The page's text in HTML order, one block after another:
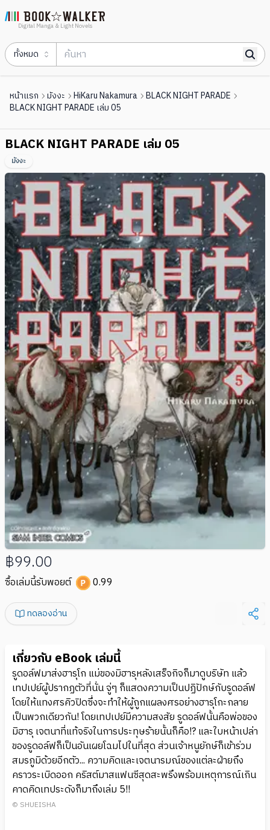
Digital Manga & Light Novels
ทั้งหมด
หน้าแรก มังงะ HiKaru Nakamura
BLACK NIGHT PARADE
BLACK NIGHT PARADE เล่ม 05
BLACK NIGHT PARADE เล่ม 05
มังงะ
฿99.00
ซื้อเล่มนี้รับพอยต์ 0.99
ทดลองอ่าน
เกี่ยวกับ eBook เล่มนี้
รูดอล์ฟมาส่งฮารุโก แม่ของมิฮารุหลังเสร็จกิจก็มาดูบริษัท แล้ว
เทปเปย์ผู้ปรากฏตัวที่นั่น จู่ๆ ก็แสดงความเป็นปฏิปักษ์กับรูดอล์ฟ
โดยให้แทงศรคิวปิดซึ่งจะทำให้ผู้ถูกแผลงศรอย่างฮารุโกะกลาย
เป็นพวกเดียวกัน! โดยเทปเปย์มีความสงสัย รูดอล์ฟนั้นคือพ่อของ
มิฮารุ เจตนาที่แท้จริงในการประทุษร้ายนั้นก็คือ!? และใบหน้าเปล่า
ของรูดอล์ฟก็เป็นอันเผยโฉมไปในที่สุด ส่วนเจ้าหนูยักษ์ก็เข้าร่วม
สมรภูมิด้วยอีกตัว... ความคิดและเจตนารมณ์ของแต่ละฝ่ายถึง
คราวระเบิดออก คริสต์มาสแฟนซีสุดสะพรึงพร้อมเหตุการณ์เกิน
คาดคิดเทประดังก็มาถึงเล่ม 5!!
© SHUEISHA